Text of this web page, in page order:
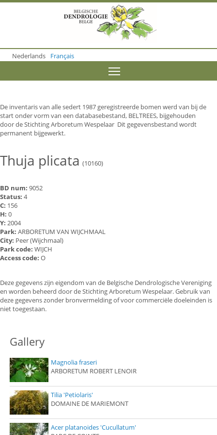
o
m
o
n
t
e
n
Nederlands Français
De inventaris van alle sedert 1987 geregistreerde bomen werd van bij de
start onder vorm van een databasebestand, BELTREES, bijgehouden
door de Stichting Arboretum Wespelaar Dit gegevensbestand wordt
permanent bijgewerkt.
Thuja plicata (10160)
BD num: 9052
Status: 4
C: 156
H: 0
Y: 2004
Park: ARBORETUM VAN WIJCHMAAL
City: Peer (Wijchmaal)
Park code: WIJCH
Access code: O
Deze gegevens zijn eigendom van de Belgische Dendrologische Vereniging
en worden beheerd door de Stichting Arboretum Wespelaar. Gebruik van
deze gegevens zonder bronvermelding of voor commerciële doeleinden is
niet toegestaan.
Gallery
Magnolia fraseri
ARBORETUM ROBERT LENOIR
Tilia 'Petiolaris'
DOMAINE DE MARIEMONT
Acer platanoides 'Cucullatum'